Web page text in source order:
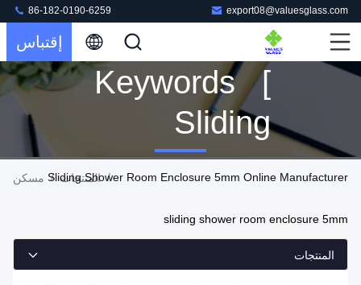
export08@valuesglass.com
86-182-0190-6259
إقتباس
Keywords [
Sliding
Shower
Enclosure
مسكن / المنتجات /
Sliding Shower Room Enclosure 5mm Online Manufacturer
sliding shower room enclosure 5mm
المنتجات